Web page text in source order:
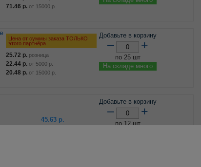
71.46 р. от 15000 р.
Цена от суммы заказа ТОЛЬКО
этого партнёра
25.72 р. розница
22.44 р. от 5000 р.
20.48 р. от 15000 р.
Добавьте в корзину
– +
по 25 шт
На складе много
45.63р.
Добавьте в корзину
– +
по 12 шт